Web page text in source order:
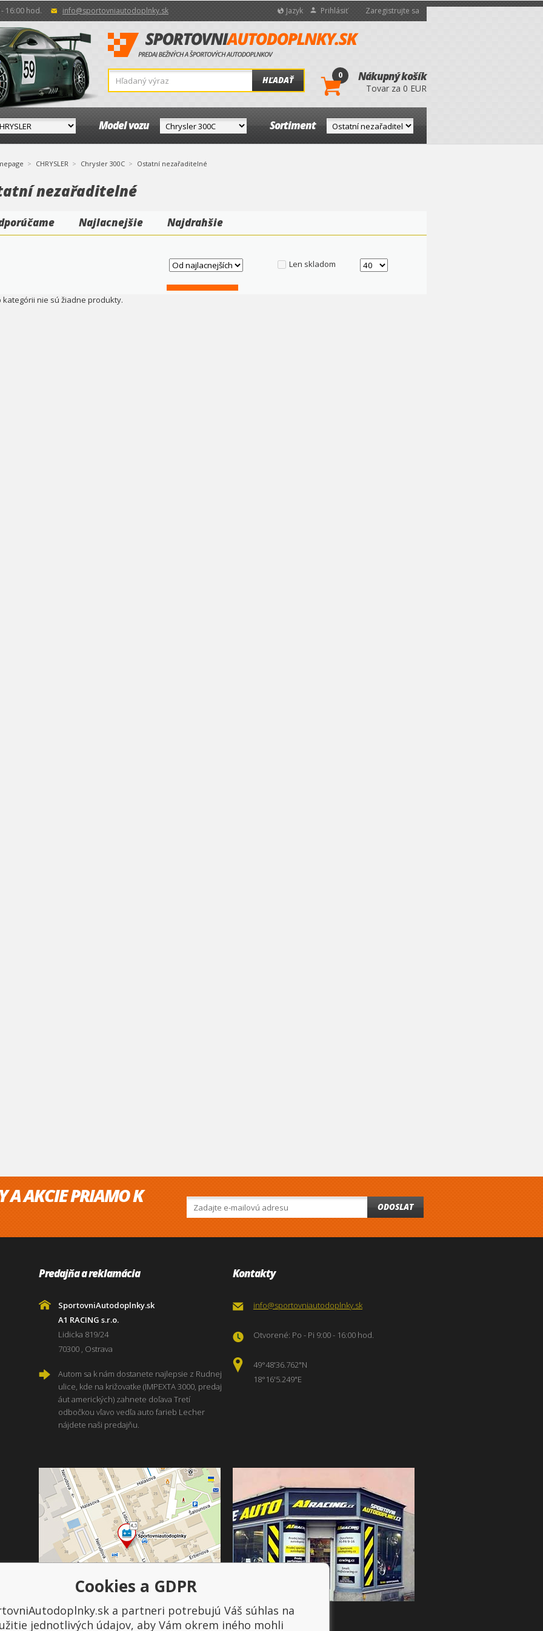
16:00 hod. info@sportovniautodoplnky.sk Jazyk Prihlásiť Zaregistrujte sa
HĽADAŤ 0 Nákupný košík
Tovar za 0 EUR
Model vozu Sortiment
CHRYSLER Chrysler 300C Ostatní nezařaditelné
nezařaditelné
Najlacnejšie Najdrahšie
Len skladom
kategórii nie sú žiadne produkty.
A AKCIE PRIAMO K
ODOSLAT
Predajňa a reklamácia
SportovniAutodoplnky.sk
A1 RACING s.r.o.
Lidicka 819/24
70300 , Ostrava
Autom sa k nám dostanete najlepsie z Rudnej
ulice, kde na križovatke (IMPEXTA 3000, predaj
áut amerických) zahnete doľava Tretí
odbočkou vľavo vedľa auto farieb Lecher
nájdete naši predajňu.
Kontakty
info@sportovniautodoplnky.sk
Otvorené: Po - Pi 9:00 - 16:00 hod.
49°48'36.762"N
18°16'5.249"E
Platba a doprava
Cookies a GDPR
a partneri potrebujú Váš súhlas na
jednotlivých údajov, aby Vám okrem iného mohli